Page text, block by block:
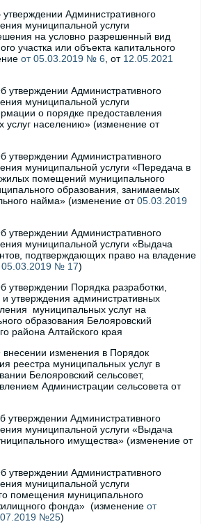
Административного
муниципальной услуги
на условно разрешенный вид
участка или объекта капитального
от 05.03.2019 № 6 , от 12.05.2021
утверждении Административного
муниципальной услуги
о порядке предоставления
населению» (изменение от
утверждении Административного
муниципальной услуги «Передача в
жилых помещений муниципального
образования, занимаемых
найма» (изменение от05.03.2019
утверждении Административного
муниципальной услуги «Выдача
подтверждающих право на владение
05.03.2019 № 17)
утверждении Порядка разработки,
утверждения административных
муниципальных услуг на
образования Белояровский
района Алтайского края
изменения в Порядок
реестра муниципальных услуг в
Белояровский сельсовет,
Администрации сельсовета от
утверждении Административного
муниципальной услуги «Выдача
имущества» (изменение от
утверждении Административного
муниципальной услуги
помещения муниципального
фонда» (изменение от
№25)